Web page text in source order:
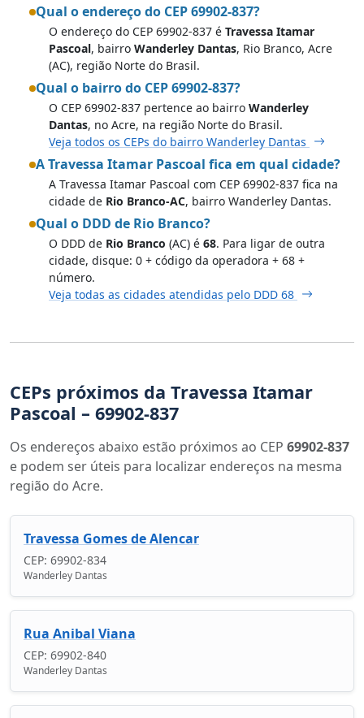
Qual o endereço do CEP 69902-837?
O endereço do CEP 69902-837 é Travessa Itamar
Pascoal, bairro Wanderley Dantas, Rio Branco, Acre
(AC), região Norte do Brasil.
Qual o bairro do CEP 69902-837?
O CEP 69902-837 pertence ao bairro Wanderley
Dantas, no Acre, na região Norte do Brasil.
Veja todos os CEPs do bairro Wanderley Dantas
A Travessa Itamar Pascoal fica em qual cidade?
A Travessa Itamar Pascoal com CEP 69902-837 fica na
cidade de Rio Branco-AC, bairro Wanderley Dantas.
Qual o DDD de Rio Branco?
O DDD de Rio Branco (AC) é 68. Para ligar de outra
cidade, disque: 0 + código da operadora + 68 +
número.
Veja todas as cidades atendidas pelo DDD 68
CEPs próximos da Travessa Itamar
Pascoal – 69902-837
Os endereços abaixo estão próximos ao CEP 69902-837
e podem ser úteis para localizar endereços na mesma
região do Acre.
Travessa Gomes de Alencar
CEP: 69902-834
Wanderley Dantas
Rua Anibal Viana
CEP: 69902-840
Wanderley Dantas